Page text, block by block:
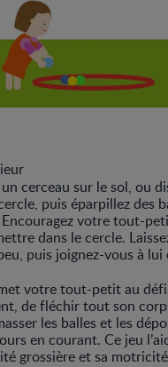
cerceau sur le sol, ou
puis éparpillez des
votre tout-
dans le cercle.
puis joignez-vous à
votre tout-petit au défi
de fléchir tout son
les balles et les
en courant. Ce jeu
grossière et sa